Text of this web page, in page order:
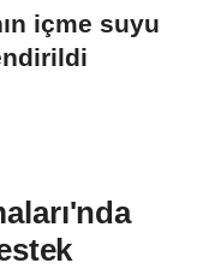
içme suyu